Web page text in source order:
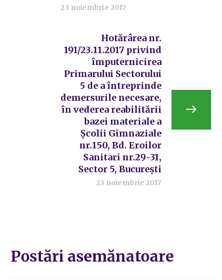
23 noiembrie 2017
Hotărârea nr.
191/23.11.2017 privind
împuternicirea
Primarului Sectorului
5 de a întreprinde
demersurile necesare,
în vederea reabilitării
bazei materiale a
Școlii Gimnaziale
nr.150, Bd. Eroilor
Sanitari nr.29-31,
Sector 5, București
23 noiembrie 2017
Postări asemănatoare